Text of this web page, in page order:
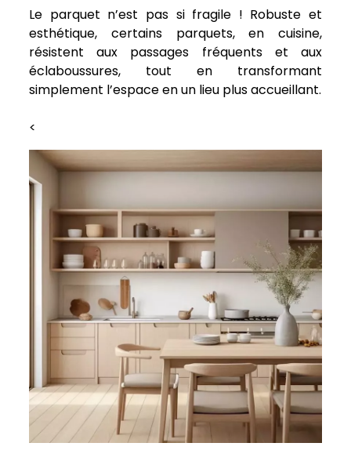
Le parquet n’est pas si fragile ! Robuste et
esthétique, certains parquets, en cuisine,
résistent aux passages fréquents et aux
éclaboussures, tout en transformant
simplement l’espace en un lieu plus accueillant.
<